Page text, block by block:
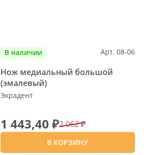
В наличии Арт. 08-06
Нож медиальный большой
(эмалевый)
Экрадент
1 443,40 ₽2 062 ₽
В КОРЗИНУ